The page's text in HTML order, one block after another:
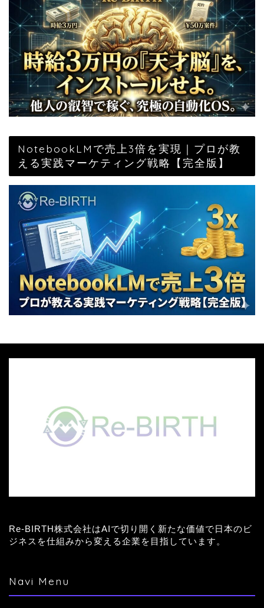
NotebookLMで売上3倍を実現｜プロが教
える実践マーケティング戦略【完全版】
Re-BIRTH株式会社はAIで切り開く新たな価値で日本のビ
ジネスを仕組みから変える企業を目指しています。
Navi Menu